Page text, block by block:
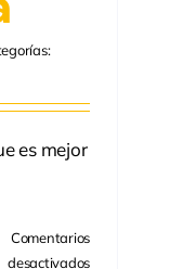
es mejor
Comentarios
desactivadosen